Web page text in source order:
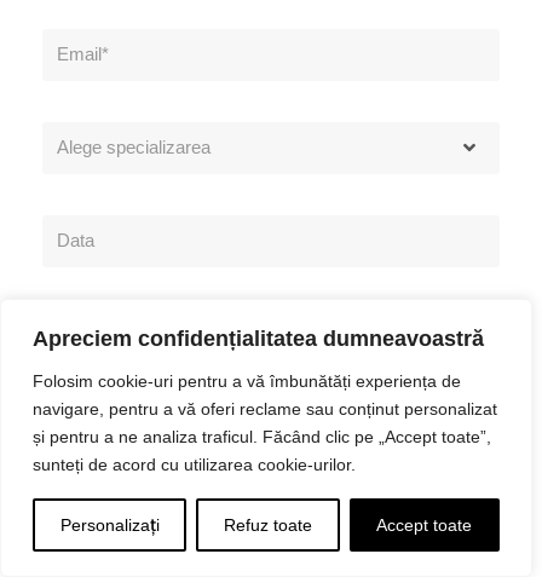
Apreciem confidențialitatea dumneavoastră
Folosim cookie-uri pentru a vă îmbunătăți experiența de
navigare, pentru a vă oferi reclame sau conținut personalizat
și pentru a ne analiza traficul. Făcând clic pe „Accept toate”,
sunteți de acord cu utilizarea cookie-urilor.
Personalizați Refuz toate Accept toate